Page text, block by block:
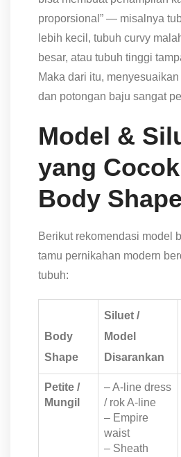
proporsional” — misalnya
lebih kecil, tubuh curvy
besar, atau tubuh tinggi
Maka dari itu,
dan potongan baju sangat
Model &
yang
Body Shape
Berikut rekomendasi model
tamu pernikahan modern
tubuh:
Body
Shape
Siluet /
Model
Disarankan
Petite /
Mungil
– A-line dress
/ rok A-line
– Empire
waist
– Sheath